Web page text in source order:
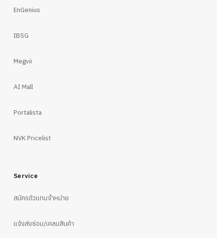
EnGenius
IBSG
Megvii
AI Mall
Portalista
NVK Pricelist
Service
สมัครตัวแทนจำหน่าย
แจ้งส่งซ่อม/เคลมสินค้า